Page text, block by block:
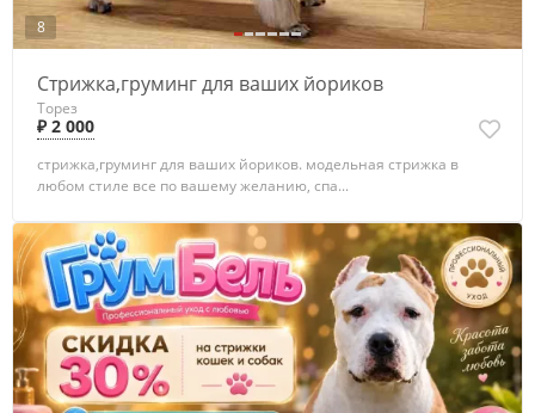
8
Стрижка,груминг для ваших йориков
Торез
₽ 2 000
стрижка,груминг для ваших йориков. модельная стрижка в
любом стиле все по вашему желанию, спа...